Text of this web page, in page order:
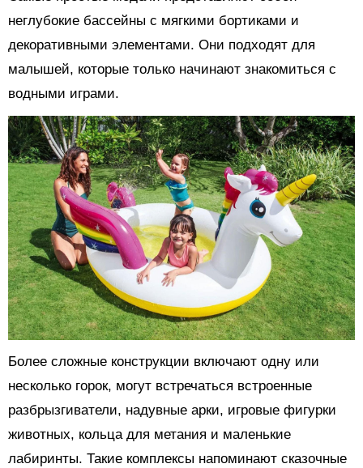
неглубокие бассейны с мягкими бортиками и
декоративными элементами. Они подходят для
малышей, которые только начинают знакомиться с
водными играми.
Более сложные конструкции включают одну или
несколько горок, могут встречаться встроенные
разбрызгиватели, надувные арки, игровые фигурки
животных, кольца для метания и маленькие
лабиринты. Такие комплексы напоминают сказочные